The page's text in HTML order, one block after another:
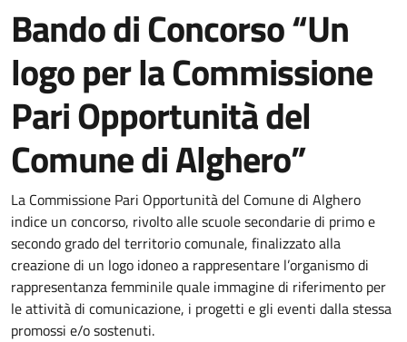
Bando di Concorso “Un
logo per la Commissione
Pari Opportunità del
Comune di Alghero”
Dettaglio del documento
La Commissione Pari Opportunità del Comune di Alghero
indice un concorso, rivolto alle scuole secondarie di primo e
secondo grado del territorio comunale, finalizzato alla
creazione di un logo idoneo a rappresentare l’organismo di
rappresentanza femminile quale immagine di riferimento per
le attività di comunicazione, i progetti e gli eventi dalla stessa
promossi e/o sostenuti.